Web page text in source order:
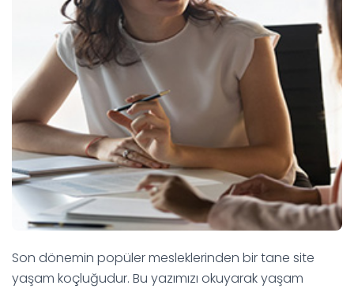
Son dönemin popüler mesleklerinden bir tane site
yaşam koçluğudur. Bu yazımızı okuyarak yaşam